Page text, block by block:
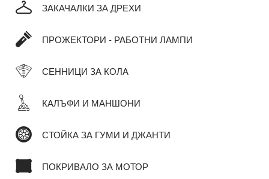
ЗАКАЧАЛКИ ЗА ДРЕХИ
ПРОЖЕКТОРИ - РАБОТНИ ЛАМПИ
СЕННИЦИ ЗА КОЛА
КАЛЪФИ И МАНШОНИ
СТОЙКА ЗА ГУМИ И ДЖАНТИ
ПОКРИВАЛО ЗА МОТОР